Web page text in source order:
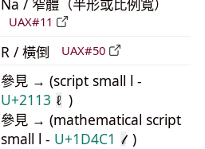
Na / 窄體（半形或比例寬）
UAX#11
R / 橫倒 UAX#50
參見 → (script small l -
U+2113 ℓ )
參見 → (mathematical script
small l - U+1D4C1 𝓁 )